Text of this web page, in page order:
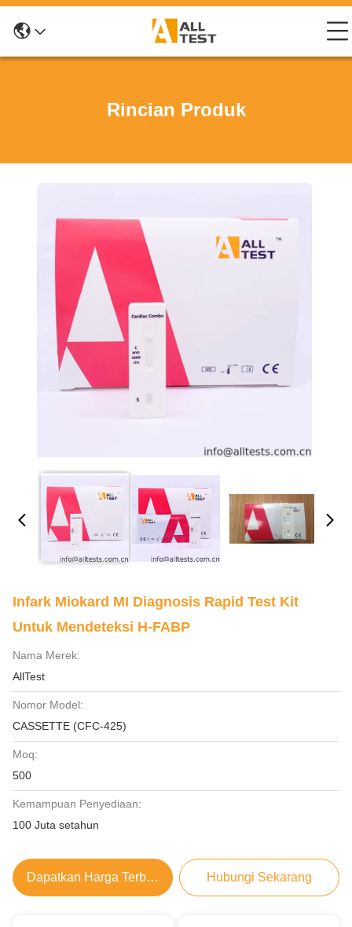
Rincian Produk
Infark Miokard MI Diagnosis Rapid Test Kit
Untuk Mendeteksi H-FABP
Nama Merek:
AllTest
Nomor Model:
CASSETTE (CFC-425)
Moq:
500
Kemampuan Penyediaan:
100 Juta setahun
Dapatkan Harga Terbaik Hubungi Sekarang